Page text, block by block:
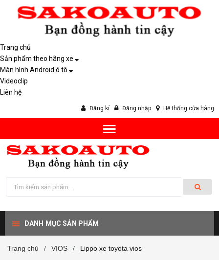
Trang chủ
Sản phẩm theo hãng xe
Màn hình Android ô tô
Videoclip
Liên hệ
Đăng kí Đăng nhập Hệ thống cửa hàng
DANH MỤC SẢN PHẨM
Trang chủ / VIOS / Lippo xe toyota vios